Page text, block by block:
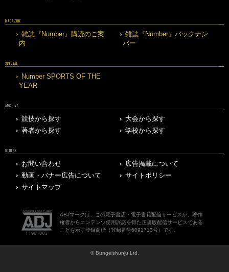
MAGAZINE
雑誌『Number』購読のご案
内
雑誌『Number』バックナン
バー
SPECIAL
Number SPORTS OF THE
YEAR
ARCHIVE
競技から探す
大会から探す
著者から探す
学校から探す
OTHERS
お問い合わせ
広告掲載について
動画・バナー広告について
サイトポリシー
サイトマップ
ABJマークは、この電子書店・電子書籍配信サービスが、著作
権者からコンテンツ使用許諾を得た正規版配信サービスである
ことを示す登録商標（登録番号6091713号）です。
© Bungeishunju Ltd.